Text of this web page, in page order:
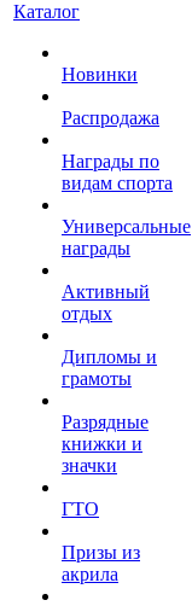
Каталог
Новинки
Распродажа
Награды по
видам спорта
Универсальные
награды
Активный
отдых
Дипломы и
грамоты
Разрядные
книжки и
значки
ГТО
Призы из
акрила